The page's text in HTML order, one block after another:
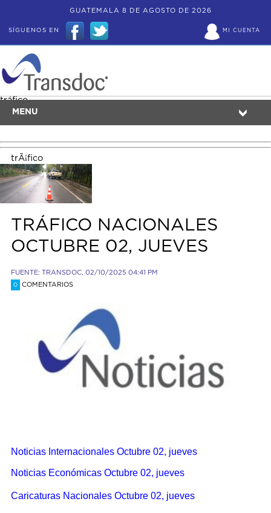
GUATEMALA 8 DE AGOSTO DE 2026
MI CUENTA
SÍGUENOS EN
MENU
tráfico
trÃ¡fico
TRÁFICO NACIONALES
OCTUBRE 02, JUEVES
FUENTE: TRANSDOC, 02/10/2025 04:41 PM
0 COMENTARIOS
Noticias Internacionales Octubre 02, jueves
Noticias Económicas Octubre 02, jueves
Caricaturas Nacionales Octubre 02, jueves